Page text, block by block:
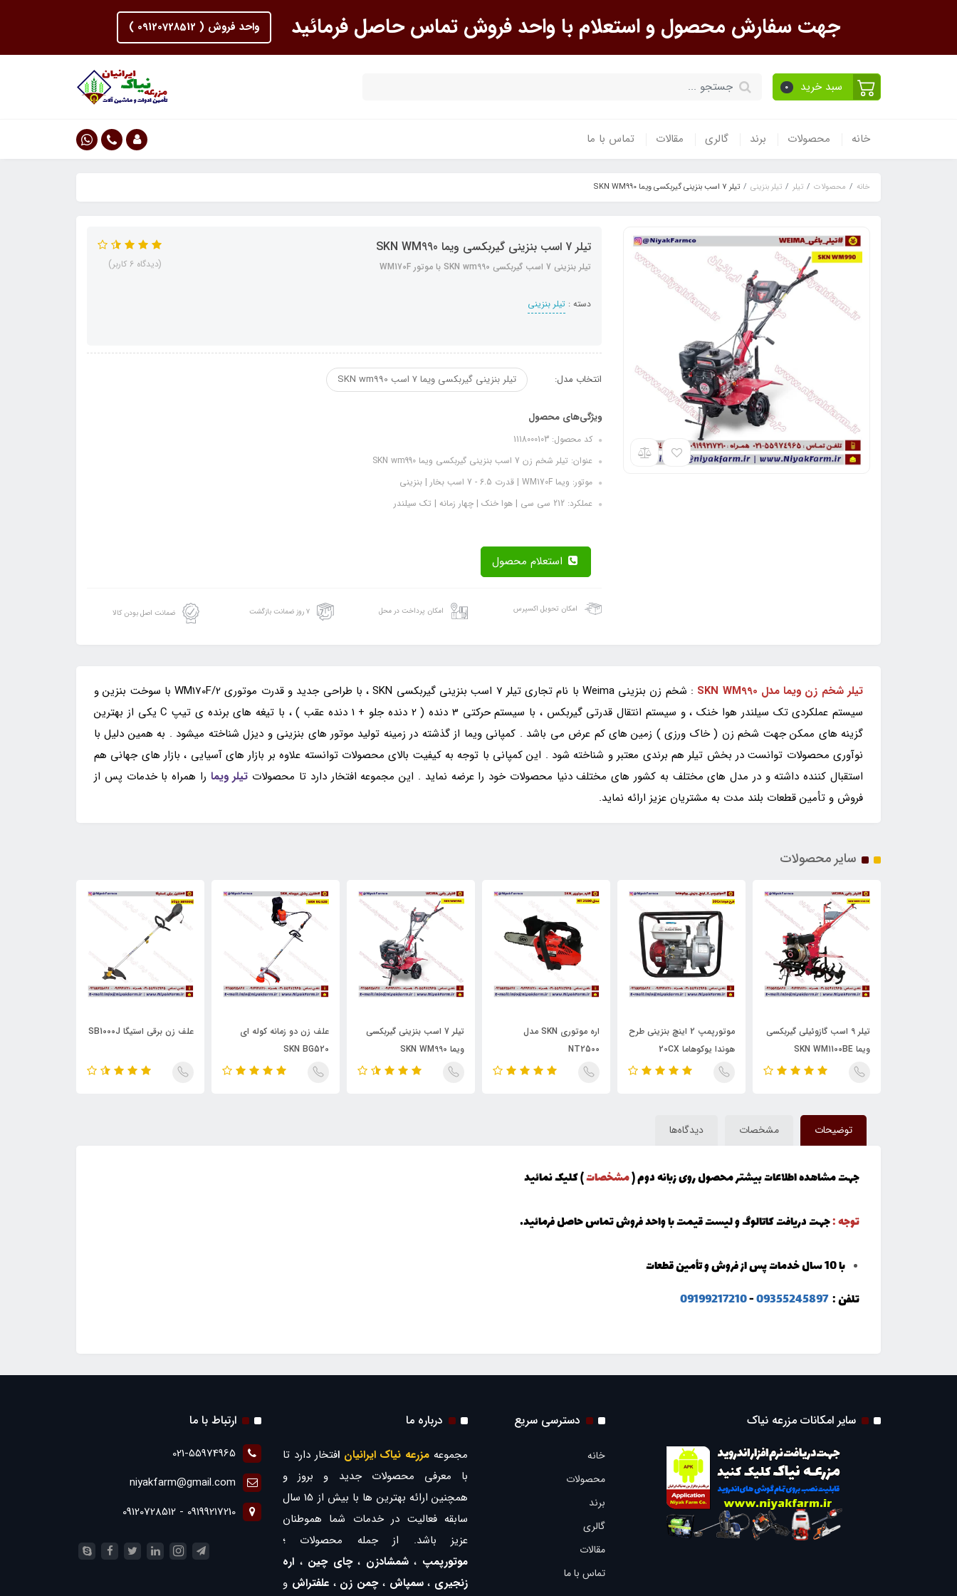
جهت سفارش محصول و استعلام با واحد فروش تماس حاصل فرمائید واحد فروش ( 09120728512 )
سبد خرید 0
خانه محصولات برند گالری مقالات تماس با ما
خانه محصولات تیلر تیلر بنزینی تیلر 7 اسب بنزینی گیربکسی ویما SKN WM990
تیلر 7 اسب بنزینی گیربکسی ویما SKN WM990
تیلر بنزینی 7 اسب گیربکسی SKN wm990 با موتور WM170F
دسته : تیلر بنزینی
(دیدگاه 6 کاربر)
انتخاب مدل: تیلر بنزینی گیربکسی ویما 7 اسب SKN wm990
ویژگی‌های محصول
کد محصول: 1118000103
عنوان: تیلر شخم زن 7 اسب بنزینی گیربکسی ویما SKN wm990
موتور: ویما WM170F | قدرت 6.5 - 7 اسب بخار | بنزینی
عملکرد: 212 سی سی | هوا خنک | چهار زمانه | تک سیلندر
امکان تحویل اکسپرس امکان پرداخت در محل ۷ روز ضمانت بازگشت ضمانت اصل بودن کالا
تیلر شخم زن ویما مدل SKN WM990
: شخم زن بنزینی Weima با نام تجاری تیلر 7 اسب بنزینی گیربکسی SKN ، با طراحی جدید و قدرت موتوری WM170F/2 با سوخت بنزین و
سیستم عملکردی تک سیلندر هوا خنک ، و سیستم انتقال قدرتی گیربکس ، با سیستم حرکتی 3 دنده ( 2 دنده جلو + 1 دنده عقب ) ، با تیغه های برنده ی تیپ C یکی از بهترین
گزینه های ممکن جهت شخم زن ( خاک ورزی ) زمین های کم عرض می باشد . کمپانی ویما از گذشته در زمینه تولید موتور های بنزینی و دیزل شناخته میشود . به همین دلیل با
نوآوری محصولات توانست در بخش تیلر هم برندی معتبر و شناخته شود . این کمپانی با توجه به کیفیت بالای محصولات توانسته علاوه بر بازار های آسیایی ، بازار های جهانی هم
استقبال کننده داشته و در مدل های مختلف به کشور های مختلف دنیا محصولات خود را عرضه نماید . این مجموعه افتخار دارد تا محصولات تیلر ویما را همراه با خدمات پس از
فروش و تأمین قطعات بلند مدت به مشتریان عزیز ارائه نماید.
سایر محصولات
تیلر 9 اسب گازوئیلی گیربکسی
ویما SKN WM1100BE
موتورپمپ 2 اینچ بنزینی طرح
هوندا یوکوهاما 20CX
اره موتوری SKN مدل
NT2500
تیلر 7 اسب بنزینی گیربکسی
ویما SKN WM990
علف زن دو زمانه کوله ای
SKN BG520
علف زن برقی استیگا SB1000J
توضیحات مشخصات دیدگاه‌ها
جهت مشاهده اطلاعات بیشتر محصول روی زبانه دوم (مشخصات) کلیک نمائید
توجه :جهت دریافت کاتالوگ و لیست قیمت با واحد فروش تماس حاصل فرمائید.
با 10 سال خدمات پس از فروش و تأمین قطعات
تلفن :09355245897
-
09199217210
سایر امکانات مزرعه نیاک دسترسی سریع
خانه
محصولات
برند
گالری
مقالات
تماس با ما
درباره ما
مجموعه مزرعه نیاک ایرانیانافتخار دارد تا
با معرفی محصولات جدید و بروز و
همچنین ارائه بهترین ها با بیش از 15 سال
سابقه فعالیت در خدمات شما هموطنان
عزیز باشد. از جمله محصولات ؛
موتورپمپ ،شمشادزن ،چای چین ، اره
زنجیری ،سمپاش ،چمن زن ،علفتراش و
ارتباط با ما
021-55974965
niyakfarm@gmail.com
09199217210 - 09120728512